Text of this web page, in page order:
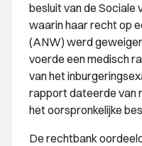
besluit van de Sociale
waarin haar recht op
(ANW) werd
voerde een medisch
van het
rapport dateerde van
het oorspronkelijke
De rechtbank